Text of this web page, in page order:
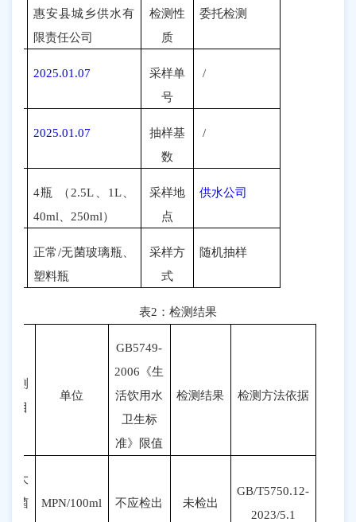
惠安县城乡供水有
限责任公司
检测性
质
委托检测
2025.01.07
采样单
号
/
2025.01.07
抽样基
数
/
4瓶 （ 2.5L 1L
40ml
250ml）
采样地
点
供水公司
正常/无菌玻璃瓶
塑料瓶
采样方
式
随机抽样
表2 ：检测结果
检测
项目
单位
GB5749-
2006 《生
活饮用水
卫生标
准》限值
检测结果 检测方法依据
总大
肠菌
MPN/100ml 不应检出 未检出
GB/T5750.12-
2023/5.1